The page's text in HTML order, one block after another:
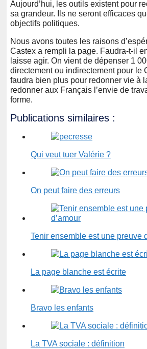
Aujourd’hui, les outils existent pour
sa grandeur. Ils ne seront efficaces
objectifs politiques.
Nous avons toutes les raisons
Castex a rempli la page. Faudra-t-il
laisse agir. On vient de dépenser 1
directement ou indirectement pour le
faudra bien plus pour redonner vie à
redonner aux Français l’envie de
forme.
Publications similaires :
Qui veut tuer Valérie ?
On peut faire des erreurs
Tenir ensemble est une preuve
La page blanche est écrite
Bravo les enfants
La TVA sociale : définition